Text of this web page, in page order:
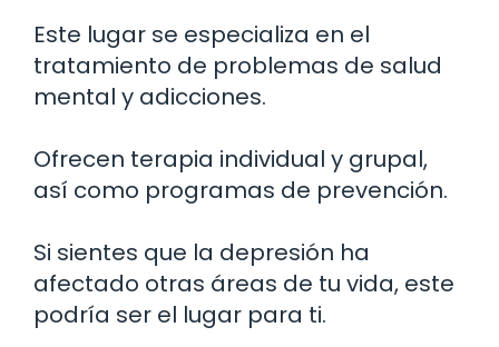
Este lugar se especializa en el
tratamiento de problemas de salud
mental y adicciones.
Ofrecen terapia individual y grupal,
así como programas de prevención.
Si sientes que la depresión ha
afectado otras áreas de tu vida, este
podría ser el lugar para ti.